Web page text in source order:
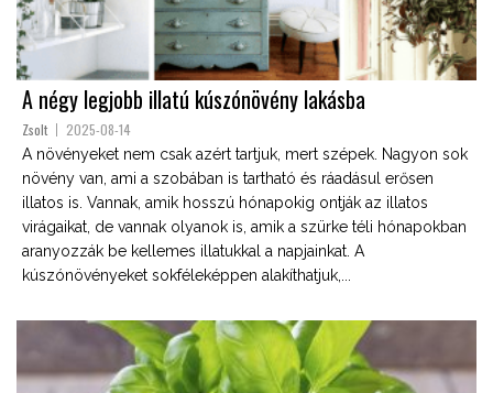
A négy legjobb illatú kúszónövény lakásba
Zsolt 2025-08-14
A növényeket nem csak azért tartjuk, mert szépek. Nagyon sok
növény van, ami a szobában is tartható és ráadásul erősen
illatos is. Vannak, amik hosszú hónapokig ontják az illatos
virágaikat, de vannak olyanok is, amik a szürke téli hónapokban
aranyozzák be kellemes illatukkal a napjainkat. A
kúszónövényeket sokféleképpen alakíthatjuk,...